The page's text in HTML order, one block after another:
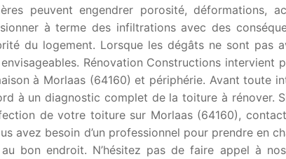
peuvent engendrer porosité, déformations,
à terme des infiltrations avec des
du logement. Lorsque les dégâts ne sont pas
Rénovation Constructions
à Morlaas (64160) et périphérie. Avant toute
à un diagnostic complet de la toiture à rénover.
de votre toiture sur Morlaas (64160),
avez besoin d’un professionnel pour prendre en
bon endroit. N’hésitez pas de faire appel à